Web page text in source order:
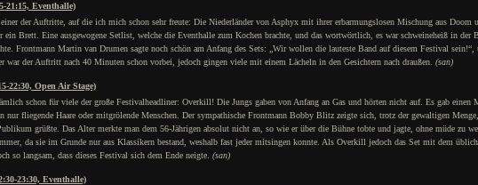
21:15, Eventhalle)
der Auftritte, auf die ich mich schon sehr freute: Die Niederländer von Asphyx mit ihrer erbarmungslosen Mischung aus Doom
ein Brett. Eine ausgewogene Setlist, welche die Eventhalle zum Kochen brachte, und das wortwörtlich, es war schweineheiß in der
Frontmann Martin van Drumen sagte noch schön am Anfang des Sets: „Wir wollen die lauteste Band auf diesem Festival sein!“,
war der Auftritt nach 40 Minuten schon vorbei, jedoch gingen viele mit einem Lächeln in den Gesichtern nach draußen. (san)
22:30, Open Air Stage)
schon für viele der große Festivalheadliner: Overkill! Die Jungs gaben von Anfang an Gas und hörten nicht auf. Es gab einen
nur fliegende Haare oder mitgrölende Menschen. Der sympathische Frontmann Bobby Blitz zeigte sich, trotz der gewaltigen
grüßte. Das Alter merkte man dem 56-Jährigen absolut nicht an, so wie er über die Bühne tobte und jagte, ohne müde zu
da sie im Grunde nur aus Klassikern bestand, weshalb fast jeder mitsingen konnte. Als Overkill jedoch das Set mit dem
so langsam, dass dieses Festival sich dem Ende neigte. (san)
23:30, Eventhalle)